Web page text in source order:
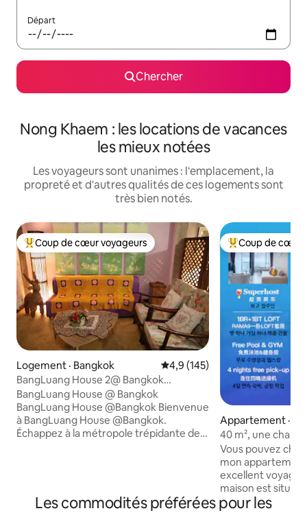
Départ
Chercher
Nong Khaem : les locations de vacances
les mieux notées
Les voyageurs sont unanimes : l'emplacement, la
propreté et d'autres qualités de ces logements sont
très bien notés.
Coup de cœur voyageurs parmi les plus aimés
Coup de cœur voyageurs
Logement · Bangkok Note moyenne de 4,9 sur 5,
4,9 (145)
BangLuang House 2@ Bangkok
Thaïlande
BangLuang House @ Bangkok
BangLuang House @Bangkok Bienvenue
à BangLuang House @Bangkok.
Échappez à la métropole trépidante de
télévision et un balcon donnant
Coup de cœur
Coup de cœur
Appartement ·
ng
40 m², une
balcon LOFT-D4 /
sur le toit / près
marché nocturne
Tonglor
Vous pouvez
mon
excellent voyage
maison est située
en 2024.Le
Les commodités préférées pour les